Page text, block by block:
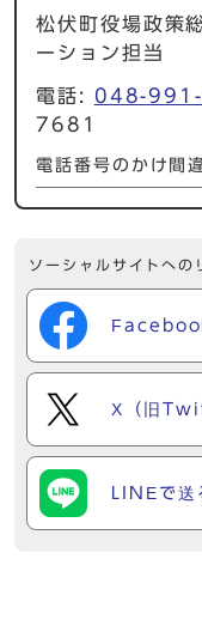
松伏町役場政策
ーション担当
電話: 048-
7681
電話番号のかけ間
ソーシャルサイトへの
X（旧
LINEで送